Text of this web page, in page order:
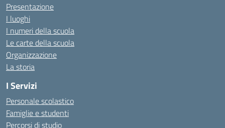
Presentazione
I luoghi
I numeri della scuola
Le carte della scuola
Organizzazione
La storia
I Servizi
Personale scolastico
Famiglie e studenti
Percorsi di studio